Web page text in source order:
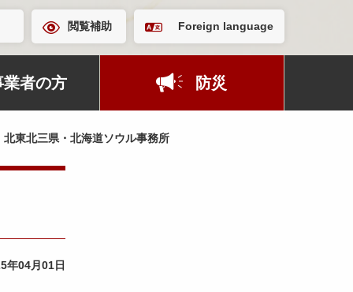
閲覧補助 Foreign language
業者の方 防災
北東北三県・北海道ソウル事務所
年04月01日